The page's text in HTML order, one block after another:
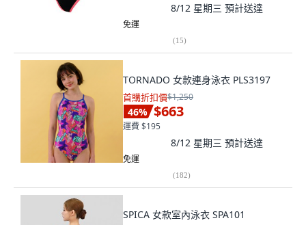
8/12 星期三 預計送達
免運
(15)
TORNADO 女款連身泳衣 PLS3197
首購折扣價$1,250
46% $663
運費 $195
8/12 星期三 預計送達
免運
(182)
SPICA 女款室內泳衣 SPA101